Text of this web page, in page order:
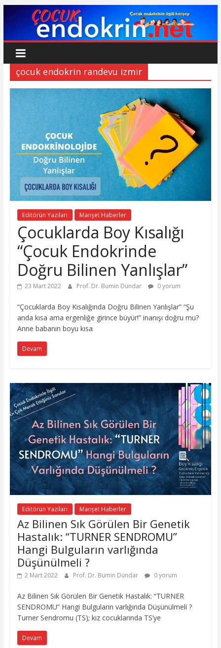
to
Çocuk
Endokrin
www.cocukendokrin.net
çocuk endokrin randevu izmir
Editörün Yazıları Manşet Haberler
Çocuklarda Boy Kısalığı
“Çocuk Endokrinde
Doğru Bilinen Yanlışlar”
23 Mart 2022 Prof. Dr. Bumin Dündar 0 yorum
“Çocuklarda Boy Kısalığında Doğru Bilinen Yanlışlar” “Şu
anda kısa ama ergenliğe girince büyür!” inanışı doğru mu?
Anne babanın boyu kısa
Devam
Editörün Yazıları Manşet Haberler
Az Bilinen Sık Görülen Bir Genetik
Hastalık: “TURNER SENDROMU”
Hangi Bulguların varlığında
Düşünülmeli ?
2 Mart 2022 Prof. Dr. Bumin Dündar 0 yorum
Az Bilinen Sık Görülen Bir Genetik Hastalık: “TURNER
SENDROMU” Hangi Bulguların varlığında Düşünülmeli ?
Turner Sendromu (TS); kız cocuklarında TS’ye
Devam